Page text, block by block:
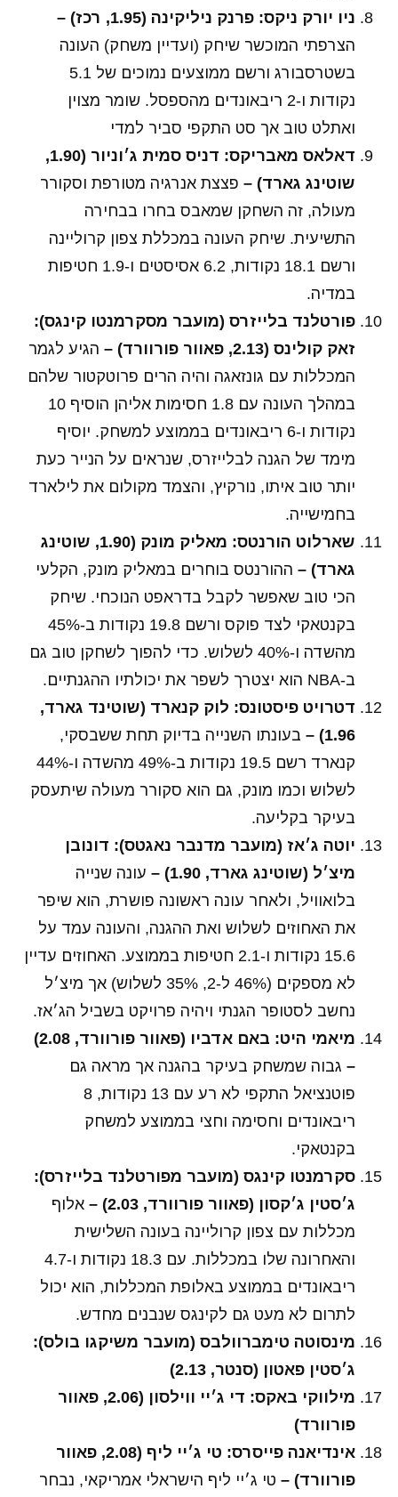
ניו יורק ניקס: פרנק ניליקינה (1.95, רכז) –
הצרפתי המוכשר שיחק (ועדיין משחק) העונה
בשטרסבורג ורשם ממוצעים נמוכים של 5.1
נקודות ו-2 ריבאונדים מהספסל. שומר מצוין
ואתלט טוב אך סט התקפי סביר למדי
דאלאס מאבריקס: דניס סמית ג׳וניור (1.90,
שוטינג גארד) – פצצת אנרגיה מטורפת וסקורר
מעולה, זה השחקן שמאבס בחרו בבחירה
התשיעית. שיחק העונה במכללת צפון קרוליינה
ורשם 18.1 נקודות, 6.2 אסיסטים ו-1.9 חטיפות
במדיה.
פורטלנד בלייזרס (מועבר מסקרמנטו קינגס):
זאק קולינס (2.13, פאוור פורוורד) –
הגיע לגמר
המכללות עם גונזאגה והיה הרים פרוטקטור שלהם
במהלך העונה עם 1.8 חסימות אליהן הוסיף 10
נקודות ו-6 ריבאונדים בממוצע למשחק. יוסיף
מימד של הגנה לבלייזרס, שנראים על הנייר כעת
יותר טוב איתו, נורקיץ, והצמד מקולום את לילארד
בחמישייה.
שארלוט הורנטס: מאליק מונק (1.90, שוטינג
גארד) – ההורנטס בוחרים במאליק מונק, הקלעי
הכי טוב שאפשר לקבל בדראפט הנוכחי. שיחק
בקנטאקי לצד פוקס ורשם 19.8 נקודות ב-45%
מהשדה ו-40% לשלוש. כדי להפוך לשחקן טוב גם
ב-NBA הוא יצטרך לשפר את יכולתיו ההגנתיים.
דטרויט פיסטונס: לוק קנארד (שוטינד גארד,
1.96) –
בעונתו השנייה בדיוק תחת ששבסקי,
קנארד רשם 19.5 נקודות ב-49% מהשדה ו-44%
לשלוש וכמו מונק, גם הוא סקורר מעולה שיתעסק
בעיקר בקליעה.
יוטה ג׳אז (מועבר מדנבר נאגטס): דונובן
מיצ׳ל (שוטינג גארד, 1.90) –
עונה שנייה
בלואוויל, ולאחר עונה ראשונה פושרת, הוא שיפר
את האחוזים לשלוש ואת ההגנה, והעונה עמד על
15.6 נקודות ו-2.1 חטיפות בממוצע. האחוזים עדיין
לא מספקים (46% ל-2, 35% לשלוש) אך מיצ׳ל
נחשב לסטופר הגנתי ויהיה פרויקט בשביל הג׳אז.
מיאמי היט: באם אדביו (פאוור פורוורד, 2.08)
– גבוה שמשחק בעיקר בהגנה אך מראה גם
פוטנציאל התקפי לא רע עם 13 נקודות, 8
ריבאונדים וחסימה וחצי בממוצע למשחק
בקנטאקי.
סקרמנטו קינגס (מועבר מפורטלנד בלייזרס):
ג׳סטין ג׳קסון (פאוור פורוורד, 2.03) –
אלוף
מכללות עם צפון קרוליינה בעונה השלישית
והאחרונה שלו במכללות. עם 18.3 נקודות ו-4.7
ריבאונדים בממוצע באלופת המכללות, הוא יכול
לתרום לא מעט גם לקינגס שנבנים מחדש.
מינסוטה טימברוולבס (מועבר משיקגו בולס):
ג׳סטין פאטון (סנטר, 2.13)
מילווקי באקס: די ג׳יי ווילסון (2.06, פאוור
פורוורד)
אינדיאנה פייסרס: טי ג׳יי ליף (2.08, פאוור
פורוורד) – טי ג׳יי ליף הישראלי אמריקאי, נבחר